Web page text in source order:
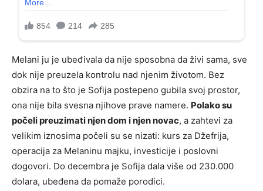
Melani ju je ubeđivala da nije sposobna da živi sama, sve
dok nije preuzela kontrolu nad njenim životom. Bez
obzira na to što je Sofija postepeno gubila svoj prostor,
ona nije bila svesna njihove prave namere. Polako su
počeli preuzimati njen dom i njen novac, a zahtevi za
velikim iznosima počeli su se nizati: kurs za Džefrija,
operacija za Melaninu majku, investicije i poslovni
dogovori. Do decembra je Sofija dala više od 230.000
dolara, ubeđena da pomaže porodici.